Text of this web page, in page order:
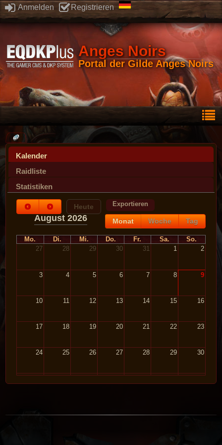
Anmelden Registrieren
Anges Noirs
Portal der Gilde Anges Noirs
Kalender
Raidliste
Statistiken
Heute Exportieren
Monat Woche Tag
August 2026
Mo. Di. Mi. Do. Fr. Sa.
So.
27
28 29 30 31 1 2
3 4 5 6 7 8 9
10 11 12 13 14 15 16
17 18 19 20 21 22 23
24 25 26 27 28 29 30